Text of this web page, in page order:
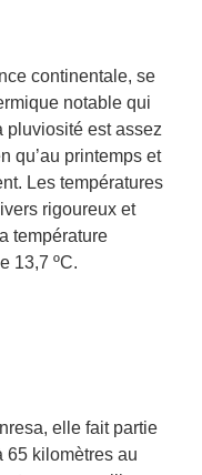
continentale, se
notable qui
pluviosité est assez
qu’au printemps et
Les températures
rigoureux et
température
13,7 ºC.
elle fait partie
kilomètres au